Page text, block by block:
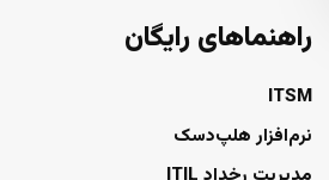
راهنماهای رایگان
ITSM
نرم‌افزار هلپ‌دسک